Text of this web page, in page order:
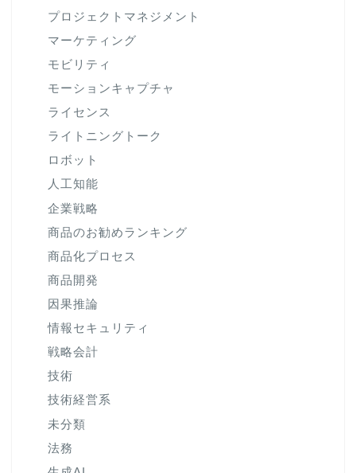
プロジェクトマネジメント
マーケティング
モビリティ
モーションキャプチャ
ライセンス
ライトニングトーク
ロボット
人工知能
企業戦略
商品のお勧めランキング
商品化プロセス
商品開発
因果推論
情報セキュリティ
戦略会計
技術
技術経営系
未分類
法務